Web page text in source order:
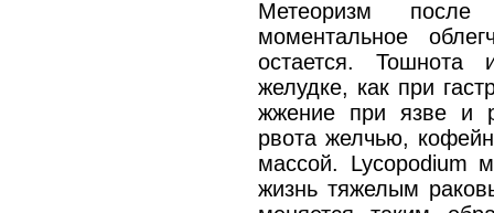
Метеоризм
моментальное
остается.
желудке, как при
жжение при язве и
рвота желчью,
массой. Lycopodium
жизнь тяжелым